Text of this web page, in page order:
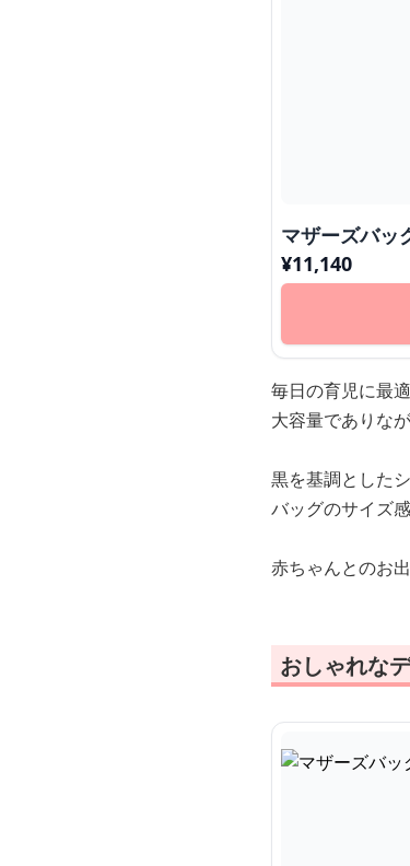
マザーズバッ
¥11,140
毎日の育児に最
大容量でありな
黒を基調とした
バッグのサイズ
赤ちゃんとのお
おしゃれな